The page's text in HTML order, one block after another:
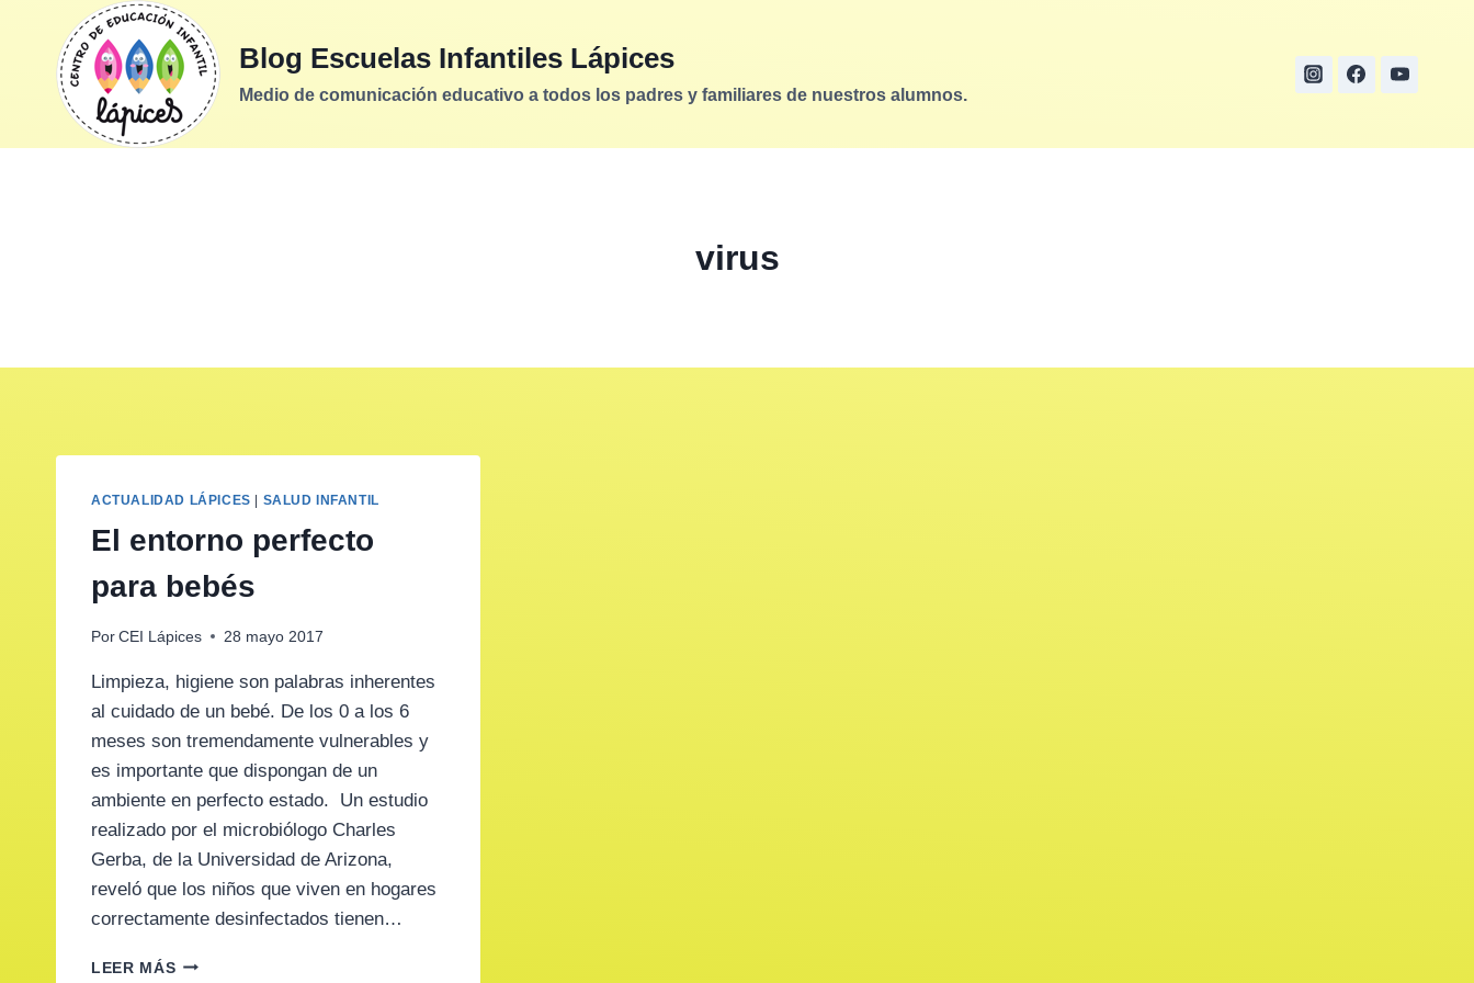
contenido
Blog Escuelas Infantiles Lápices
Medio de comunicación educativo a todos los padres y familiares de nuestros alumnos.
virus
ACTUALIDAD LÁPICES SALUD INFANTIL
El entorno perfecto
para bebés
Por CEI Lápices 28 mayo 2017
Limpieza, higiene son palabras inherentes
al cuidado de un bebé. De los 0 a los 6
meses son tremendamente vulnerables y
es importante que dispongan de un
ambiente en perfecto estado. Un estudio
realizado por el microbiólogo Charles
Gerba, de la Universidad de Arizona,
reveló que los niños que viven en hogares
correctamente desinfectados tienen…
LEER MÁSEL